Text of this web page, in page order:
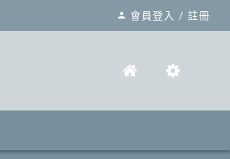
會員登入 / 註冊